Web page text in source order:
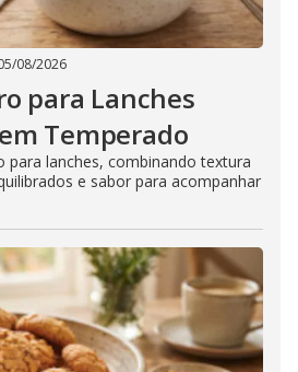
08/2026
para Lanches
Temperado
para lanches, combinando textura
e sabor para acompanhar